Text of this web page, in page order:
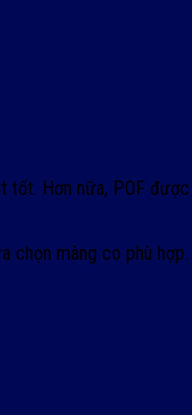
Hơn nữa, POF
chọn màng co phù hợp.